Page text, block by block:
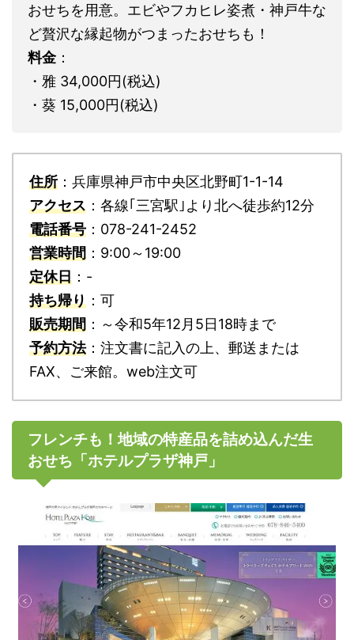
おせちを用意。エビやフカヒレ姿煮・神戸牛な
ど贅沢な縁起物がつまったおせちも！
料金：
・雅 34,000円(税込)
・葵 15,000円(税込)
住所 ：兵庫県神戸市中央区北野町1-1-14
アクセス ：各線｢三宮駅｣より北へ徒歩約12分
電話番号 ：078-241-2452
営業時間 ：9:00～19:00
定休日 ：-
持ち帰り ：可
販売期間 ：～令和5年12月5日18時まで
予約方法：注文書に記入の上、郵送または
FAX、ご来館。web注文可
フレンチも！地域の特産品を詰め込んだ生
おせち「ホテルプラザ神戸」